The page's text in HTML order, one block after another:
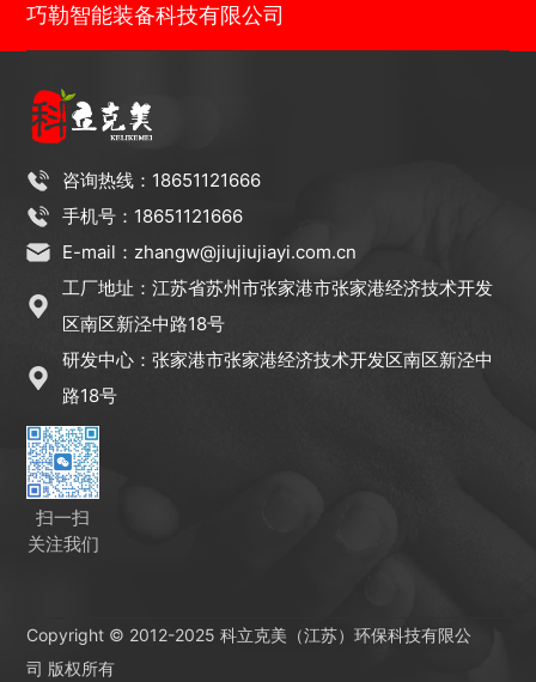
巧勒智能装备科技有限公司
咨询热线：18651121666
手机号：18651121666
E-mail：zhangw@jiujiujiayi.com.cn
工厂地址：江苏省苏州市张家港市张家港经济技术开发
区南区新泾中路18号
研发中心：张家港市张家港经济技术开发区南区新泾中
路18号
扫一扫
关注我们
Copyright © 2012-2025 科立克美（江苏）环保科技有限公
司 版权所有